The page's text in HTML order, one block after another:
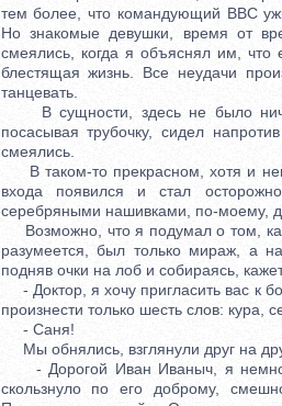
тем более, что командующий ВВС
Но знакомые девушки, время от
смеялись, когда я объяснял им,
блестящая жизнь. Все неудачи
танцевать.
В сущности, здесь не было
посасывая трубочку, сидел
смеялись.
В таком-то прекрасном, хотя и
входа появился и стал
серебряными нашивками, по-моему,
Возможно, что я подумал о том, как
разумеется, был только мираж, а
подняв очки на лоб и собираясь,
- Доктор, я хочу пригласить вас к
произнести только шесть слов:
- Саня!
Мы обнялись, взглянули друг на
- Дорогой Иван Иваныч, я
скользнуло по его доброму,